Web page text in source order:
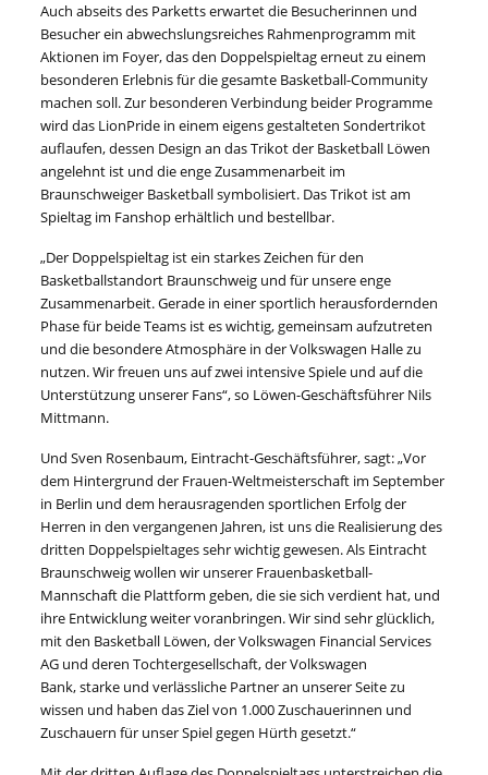
Auch abseits des Parketts erwartet die Besucherinnen und
Besucher ein abwechslungsreiches Rahmenprogramm mit
Aktionen im Foyer, das den Doppelspieltag erneut zu einem
besonderen Erlebnis für die gesamte Basketball-Community
machen soll. Zur besonderen Verbindung beider Programme
wird das LionPride in einem eigens gestalteten Sondertrikot
auflaufen, dessen Design an das Trikot der Basketball Löwen
angelehnt ist und die enge Zusammenarbeit im
Braunschweiger Basketball symbolisiert. Das Trikot ist am
Spieltag im Fanshop erhältlich und bestellbar.
„Der Doppelspieltag ist ein starkes Zeichen für den
Basketballstandort Braunschweig und für unsere enge
Zusammenarbeit. Gerade in einer sportlich herausfordernden
Phase für beide Teams ist es wichtig, gemeinsam aufzutreten
und die besondere Atmosphäre in der Volkswagen Halle zu
nutzen. Wir freuen uns auf zwei intensive Spiele und auf die
Unterstützung unserer Fans“, so Löwen-Geschäftsführer Nils
Mittmann.
Und Sven Rosenbaum, Eintracht-Geschäftsführer, sagt: „Vor
dem Hintergrund der Frauen-Weltmeisterschaft im September
in Berlin und dem herausragenden sportlichen Erfolg der
Herren in den vergangenen Jahren, ist uns die Realisierung des
dritten Doppelspieltages sehr wichtig gewesen. Als Eintracht
Braunschweig wollen wir unserer Frauenbasketball-
Mannschaft die Plattform geben, die sie sich verdient hat, und
ihre Entwicklung weiter voranbringen. Wir sind sehr glücklich,
mit den Basketball Löwen, der Volkswagen Financial Services
AG und deren Tochtergesellschaft, der Volkswagen
Bank, starke und verlässliche Partner an unserer Seite zu
wissen und haben das Ziel von 1.000 Zuschauerinnen und
Zuschauern für unser Spiel gegen Hürth gesetzt.“